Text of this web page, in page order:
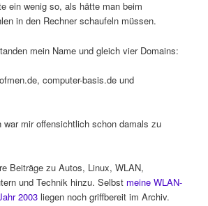
ein wenig so, als hätte man beim
in den Rechner schaufeln müssen.
mein Name und gleich vier Domains:
computer-basis.de und
war mir offensichtlich schon damals zu
Beiträge zu Autos, Linux, WLAN,
und Technik hinzu. Selbst meine WLAN-
2003 liegen noch griffbereit im Archiv.